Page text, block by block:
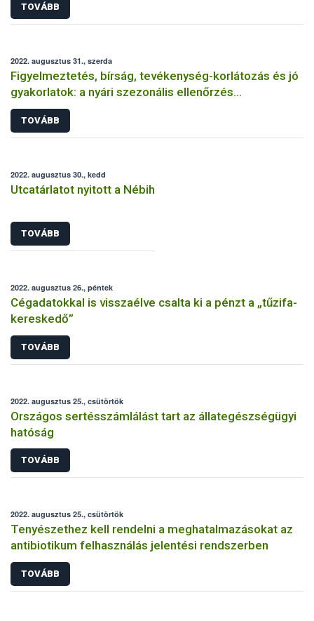
TOVÁBB
2022. augusztus 31., szerda
Figyelmeztetés, bírság, tevékenység-korlátozás és jó
gyakorlatok: a nyári szezonális ellenőrzés
tapasztalatai címszavakban
TOVÁBB
2022. augusztus 30., kedd
Utcatárlatot nyitott a Nébih
TOVÁBB
2022. augusztus 26., péntek
Cégadatokkal is visszaélve csalta ki a pénzt a „tűzifa-
kereskedő”
TOVÁBB
2022. augusztus 25., csütörtök
Országos sertésszámlálást tart az állategészségügyi
hatóság
TOVÁBB
2022. augusztus 25., csütörtök
Tenyészethez kell rendelni a meghatalmazásokat az
antibiotikum felhasználás jelentési rendszerben
TOVÁBB